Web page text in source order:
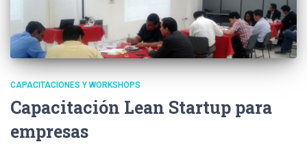
CAPACITACIONES Y WORKSHOPS
Capacitación Lean Startup para
empresas